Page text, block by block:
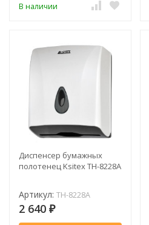
В наличии
Диспенсер бумажных
полотенец Ksitex TH-8228A
Артикул: TH-8228A
2 640 ₽